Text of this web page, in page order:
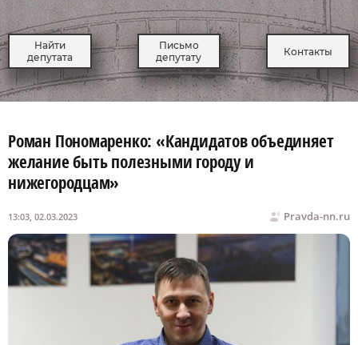
Найти
депутата
Письмо
депутату
Контакты
Роман Пономаренко: «Кандидатов объединяет
желание быть полезными городу и
нижегородцам»
Pravda-nn.ru
13:03, 02.03.2023